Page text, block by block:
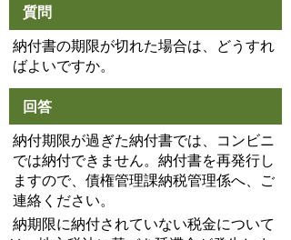
質問
納付書の期限が切れた場合は、どうすれ
ばよいですか。
回答
納付期限が過ぎた納付書では、コンビニ
では納付できません。納付書を再発行し
ますので、債権管理課納税管理係へ、ご
連絡ください。
納期限に納付されていない税金について